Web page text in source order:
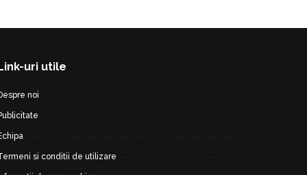
uri utile
noi
si conditii de utilizare